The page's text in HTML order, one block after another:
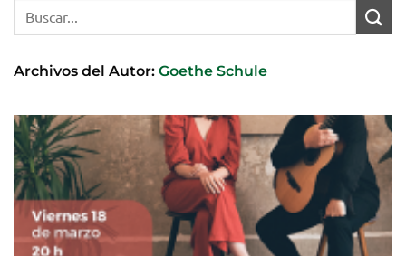
Archivos del Autor: Goethe Schule